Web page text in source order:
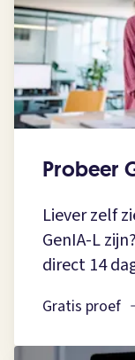
Probeer
Liever zelf
GenIA-L
direct 14
Gratis proef